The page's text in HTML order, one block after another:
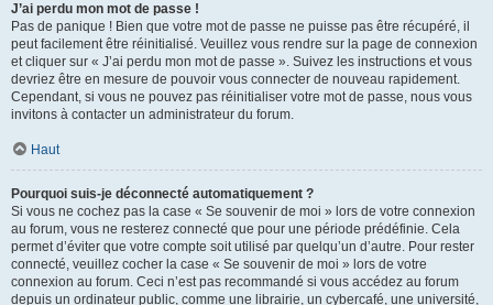
J’ai perdu mon mot de passe !
Pas de panique ! Bien que votre mot de passe ne puisse pas être récupéré, il
peut facilement être réinitialisé. Veuillez vous rendre sur la page de connexion
et cliquer sur « J’ai perdu mon mot de passe ». Suivez les instructions et vous
devriez être en mesure de pouvoir vous connecter de nouveau rapidement.
Cependant, si vous ne pouvez pas réinitialiser votre mot de passe, nous vous
invitons à contacter un administrateur du forum.
Haut
Pourquoi suis-je déconnecté automatiquement ?
Si vous ne cochez pas la case « Se souvenir de moi » lors de votre connexion
au forum, vous ne resterez connecté que pour une période prédéfinie. Cela
permet d’éviter que votre compte soit utilisé par quelqu’un d’autre. Pour rester
connecté, veuillez cocher la case « Se souvenir de moi » lors de votre
connexion au forum. Ceci n’est pas recommandé si vous accédez au forum
depuis un ordinateur public, comme une librairie, un cybercafé, une université,